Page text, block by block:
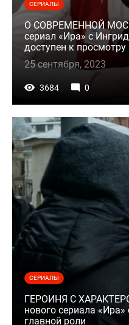
СЕРИАЛЫ
О СОВРЕМЕННОЙ
сериал «Ира» с
доступен к просмотру
25 сентября, 2023
3684 0
СЕРИАЛЫ
ГЕРОИНЯ С
нового сериала
главной роли